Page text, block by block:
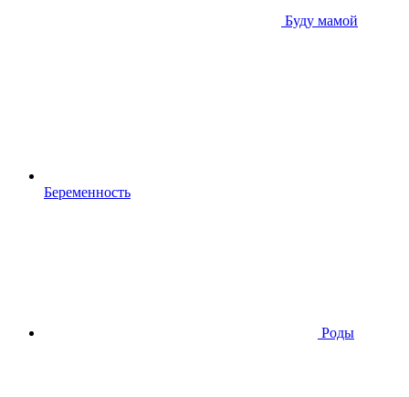
Буду мамой
Беременность
Роды